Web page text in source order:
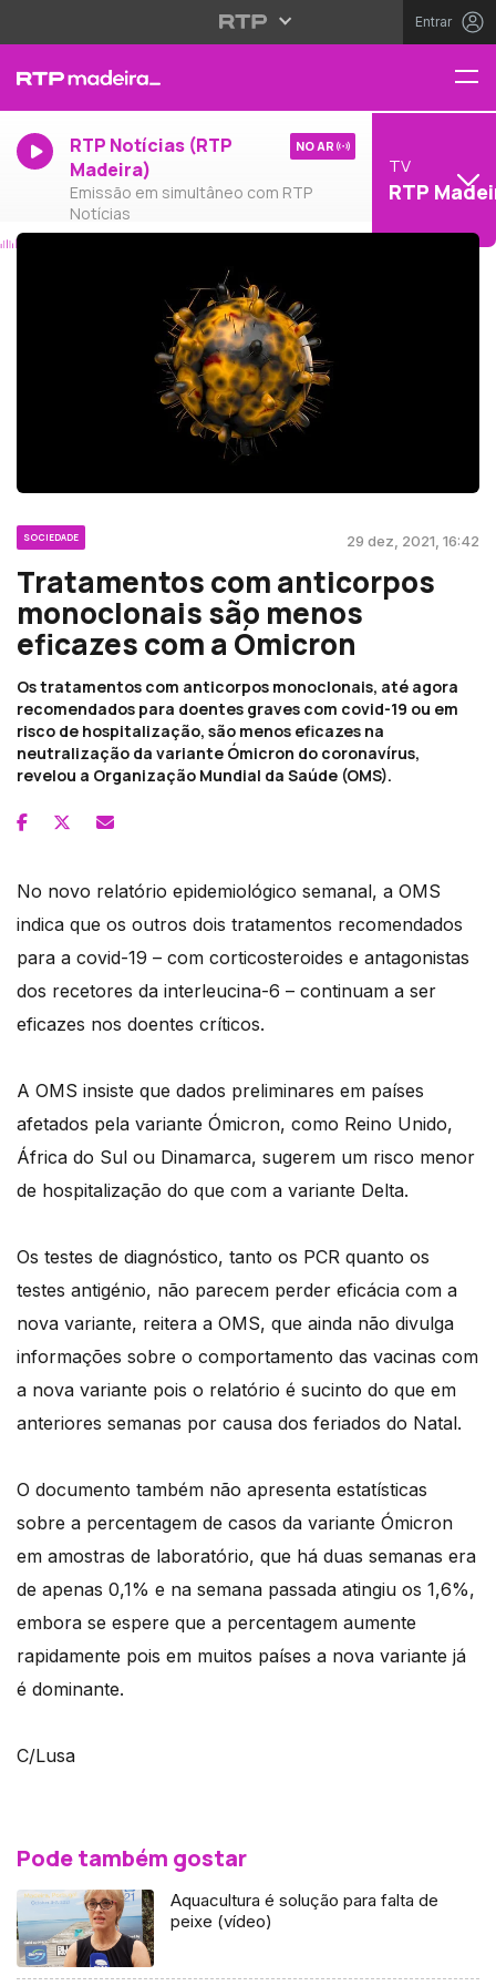
Entrar
RTP Notícias (RTP
Madeira)
Emissão em simultâneo com RTP
Notícias
NO AR
TV
RTP
SOCIEDADE 29 dez, 2021, 16:42
Tratamentos com anticorpos
monoclonais são menos
eficazes com a Ómicron
Os tratamentos com anticorpos monoclonais, até agora
recomendados para doentes graves com covid-19 ou em
risco de hospitalização, são menos eficazes na
neutralização da variante Ómicron do coronavírus,
revelou a Organização Mundial da Saúde (OMS).
No novo relatório epidemiológico semanal, a OMS
indica que os outros dois tratamentos recomendados
para a covid-19 – com corticosteroides e antagonistas
dos recetores da interleucina-6 – continuam a ser
eficazes nos doentes críticos.
A OMS insiste que dados preliminares em países
afetados pela variante Ómicron, como Reino Unido,
África do Sul ou Dinamarca, sugerem um risco menor
de hospitalização do que com a variante Delta.
Os testes de diagnóstico, tanto os PCR quanto os
testes antigénio, não parecem perder eficácia com a
nova variante, reitera a OMS, que ainda não divulga
informações sobre o comportamento das vacinas com
a nova variante pois o relatório é sucinto do que em
anteriores semanas por causa dos feriados do Natal.
O documento também não apresenta estatísticas
sobre a percentagem de casos da variante Ómicron
em amostras de laboratório, que há duas semanas era
de apenas 0,1% e na semana passada atingiu os 1,6%,
embora se espere que a percentagem aumente
rapidamente pois em muitos países a nova variante já
é dominante.
C/Lusa
Pode também gostar
Aquacultura é solução para falta de
peixe (vídeo)